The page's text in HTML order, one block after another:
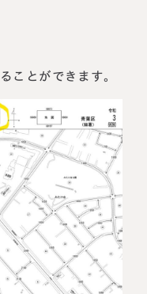
ことができます。